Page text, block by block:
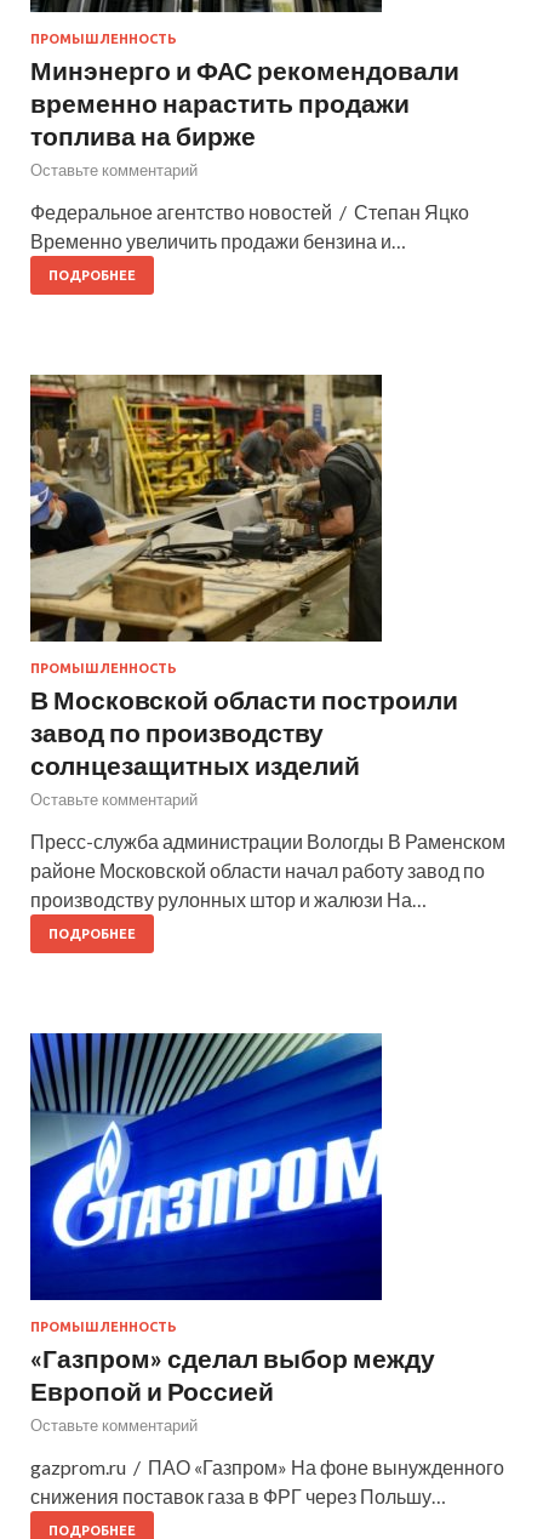
ПРОМЫШЛЕННОСТЬ
Минэнерго и ФАС рекомендовали
временно нарастить продажи
топлива на бирже
Оставьте комментарий
Федеральное агентство новостей / Степан Яцко
Временно увеличить продажи бензина и…
ПОДРОБНЕЕ
ПРОМЫШЛЕННОСТЬ
В Московской области построили
завод по производству
солнцезащитных изделий
Оставьте комментарий
Пресс-служба администрации Вологды В Раменском
районе Московской области начал работу завод по
производству рулонных штор и жалюзи На…
ПОДРОБНЕЕ
ПРОМЫШЛЕННОСТЬ
«Газпром» сделал выбор между
Европой и Россией
Оставьте комментарий
gazprom.ru / ПАО «Газпром» На фоне вынужденного
снижения поставок газа в ФРГ через Польшу…
ПОДРОБНЕЕ